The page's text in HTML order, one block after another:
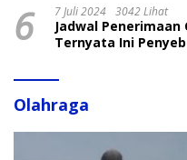
6 7 Juli 2024 3042 Lihat
Jadwal Penerimaan
Ternyata Ini
Olahraga